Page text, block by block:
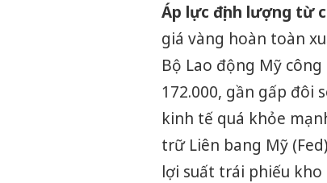
Áp lực định lượng từ
giá vàng hoàn toàn
Bộ Lao động Mỹ
172.000, gần gấp đôi
kinh tế quá khỏe
trữ Liên bang Mỹ
lợi suất trái phiếu kho